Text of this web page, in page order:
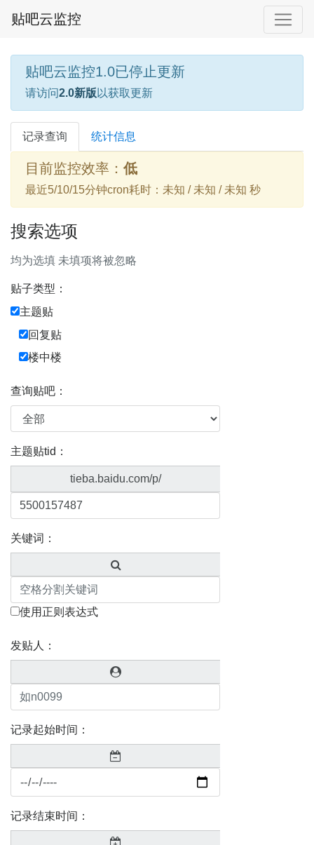
贴吧云监控
贴吧云监控1.0已停止更新
请访问2.0新版 以获取更新
记录查询 统计信息
目前监控效率： 低
最近5/10/15分钟cron耗时：未知 / 未知 / 未知 秒
搜索选项
均为选填 未填项将被忽略
贴子类型：
主题贴
回复贴
楼中楼
查询贴吧：
主题贴tid：
tieba.baidu.com/p/
关键词：
使用正则表达式
发贴人：
记录起始时间：
记录结束时间：